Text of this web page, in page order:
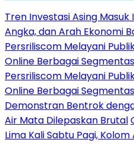
Tren Investasi Asing Masuk
Angka, dan Arah Ekonomi
Persriliscom Melayani
Online Berbagai
Persriliscom Melayani
Online Berbagai
Demonstran Bentrok
Air Mata Dilepaskan Brutal
Lima Kali Sabtu Pagi,